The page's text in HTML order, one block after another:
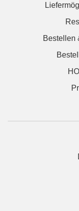
Bestellen